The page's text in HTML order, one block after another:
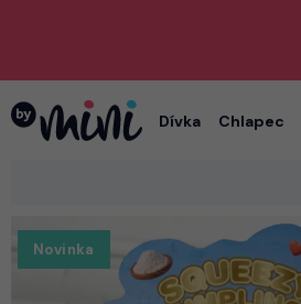
Dívka Chlapec
Novinka